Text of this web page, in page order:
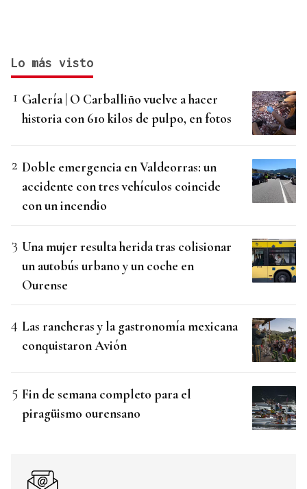
Lo más visto
Galería | O Carballiño vuelve a hacer
historia con 610 kilos de pulpo, en fotos
Doble emergencia en Valdeorras: un
accidente con tres vehículos coincide
con un incendio
Una mujer resulta herida tras colisionar
un autobús urbano y un coche en
Ourense
Las rancheras y la gastronomía mexicana
conquistaron Avión
Fin de semana completo para el
piragüismo ourensano